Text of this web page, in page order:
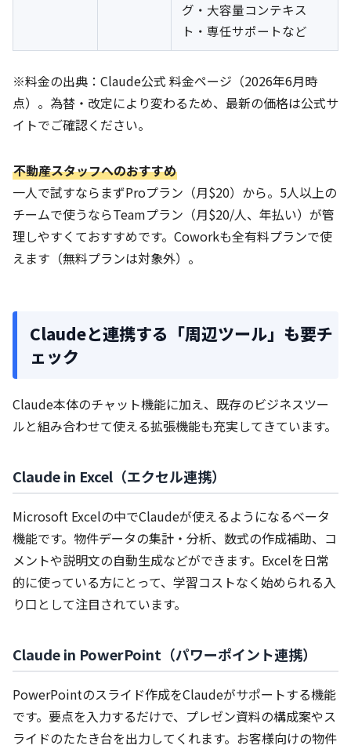
グ・大容量コンテキス
ト・専任サポートなど
※料金の出典：Claude公式 料金ページ（2026年6月時
点）。為替・改定により変わるため、最新の価格は公式サ
イトでご確認ください。
不動産スタッフへのおすすめ
一人で試すならまずProプラン（月$20）から。5人以上の
チームで使うならTeamプラン（月$20/人、年払い）が管
理しやすくておすすめです。Coworkも全有料プランで使
えます（無料プランは対象外）。
Claudeと連携する「周辺ツール」も要チ
ェック
Claude本体のチャット機能に加え、既存のビジネスツー
ルと組み合わせて使える拡張機能も充実してきています。
Claude in Excel（エクセル連携）
Microsoft Excelの中でClaudeが使えるようになるベータ
機能です。物件データの集計・分析、数式の作成補助、コ
メントや説明文の自動生成などができます。Excelを日常
的に使っている方にとって、学習コストなく始められる入
り口として注目されています。
Claude in PowerPoint（パワーポイント連携）
PowerPointのスライド作成をClaudeがサポートする機能
です。要点を入力するだけで、プレゼン資料の構成案やス
ライドのたたき台を出力してくれます。お客様向けの物件